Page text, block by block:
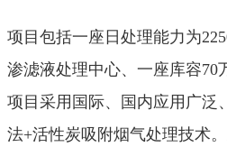
项目包括一座日处理能力为
渗滤液处理中心、一座库容70
项目采用国际、国内应用广泛
法+活性炭吸附烟气处理技术